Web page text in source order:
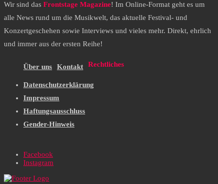
Wir sind das Frontstage Magazine! Im Online-Format geht es um
alle News rund um die Musikwelt, das aktuelle Festival- und
Konzertgeschehen sowie Interviews und vieles mehr. Direkt, ehrlich
und immer aus der ersten Reihe!
Über uns Kontakt Rechtliches
Datenschutzerklärung
Impressum
Haftungsausschluss
Gender-Hinweis
Facebook
Instagram